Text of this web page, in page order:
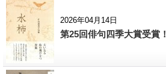
2026年04月14日
第25回俳句四季大賞受賞！